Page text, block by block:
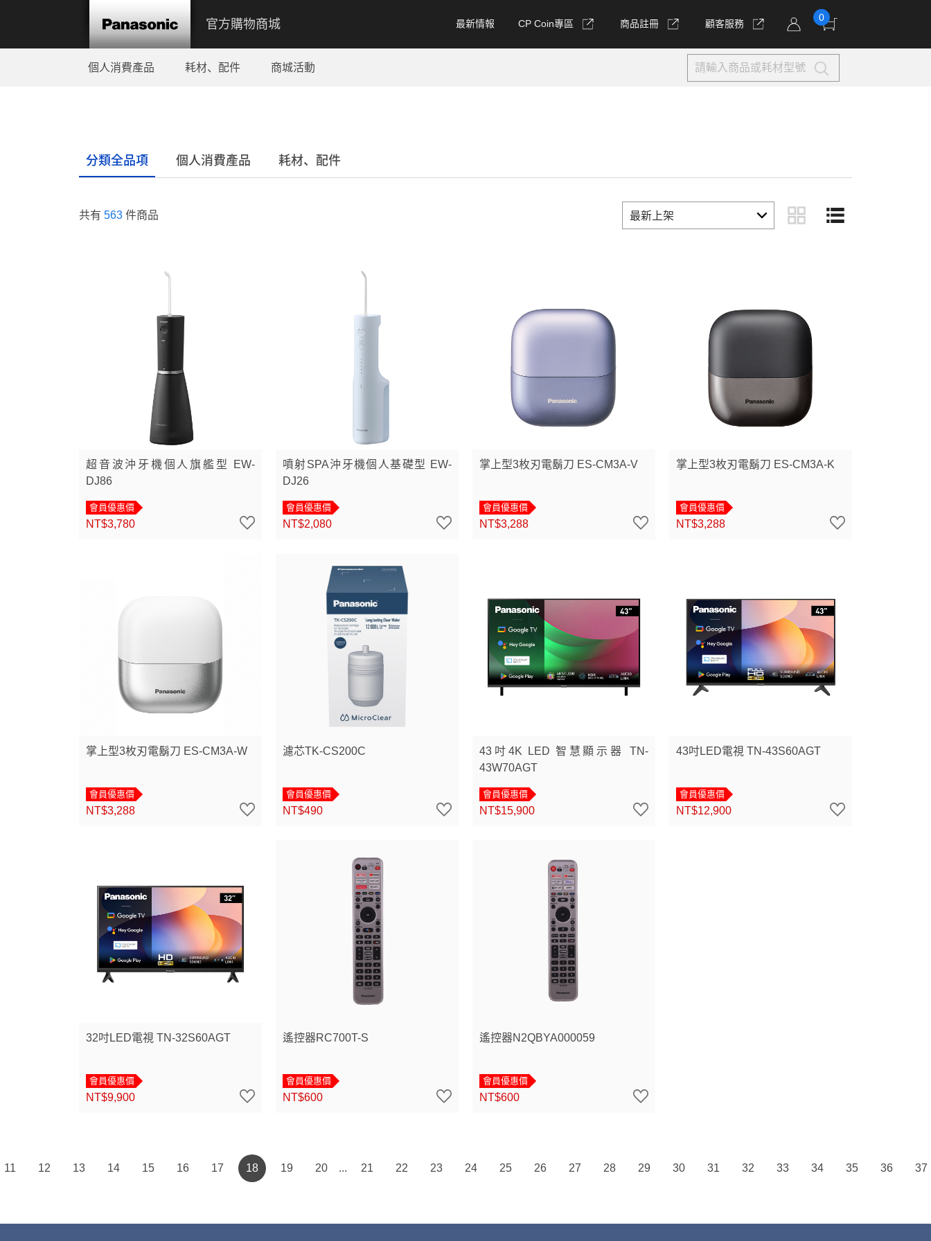
官方購物商城 最新情報 CP Coin專區 商品註冊 顧客服務
0
個人消費產品 耗材、配件 商城活動
分類全品項 個人消費產品 耗材、配件
共有 563 件商品
超音波沖牙機個人旗艦型 EW-
DJ86
會員優惠價
NT$3,780
噴射SPA沖牙機個人基礎型 EW-
DJ26
會員優惠價
NT$2,080
掌上型3枚刃電鬍刀 ES-CM3A-V
會員優惠價
NT$3,288
掌上型3枚刃電鬍刀 ES-CM3A-K
會員優惠價
NT$3,288
掌上型3枚刃電鬍刀 ES-CM3A-W
會員優惠價
NT$3,288
濾芯TK-CS200C
會員優惠價
NT$490
43吋4K LED 智慧顯示器 TN-
43W70AGT
會員優惠價
NT$15,900
43吋LED電視 TN-43S60AGT
會員優惠價
NT$12,900
32吋LED電視 TN-32S60AGT
會員優惠價
NT$9,900
遙控器RC700T-S
會員優惠價
NT$600
遙控器N2QBYA000059
會員優惠價
NT$600
11 12 13 14 15 16 17 18 19 20 21 22 23 24 25 26 27 28 29 30 31 32 33 34 35 36 37